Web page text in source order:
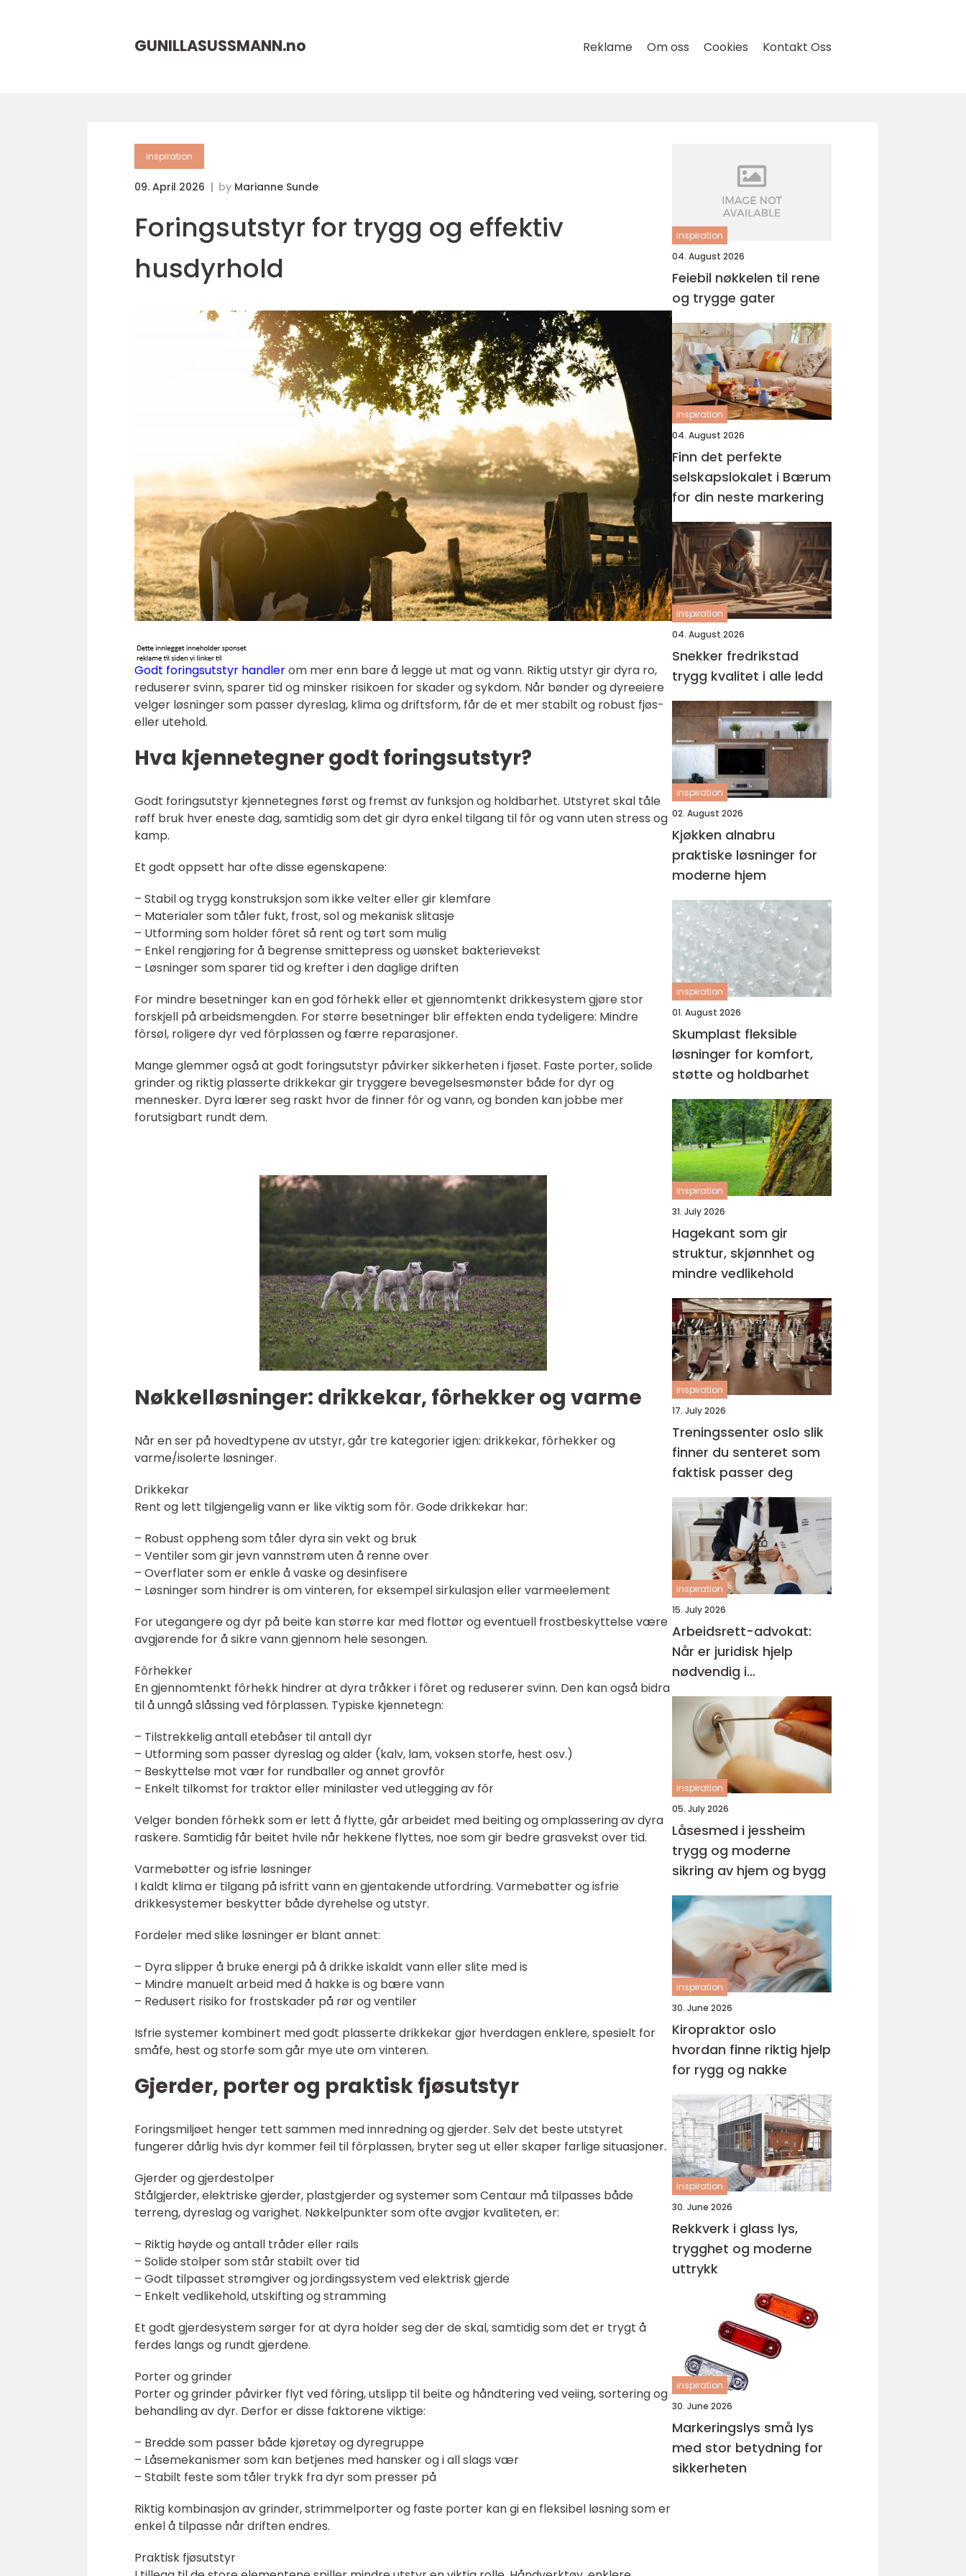
GUNILLASUSSMANN.no Reklame Om oss Cookies Kontakt Oss
inspiration
09. April 2026 by Marianne Sunde
Foringsutstyr for trygg og effektiv
husdyrhold
Godt foringsutstyr handlerom mer enn bare å legge ut mat og vann. Riktig utstyr gir dyra ro,
reduserer svinn, sparer tid og minsker risikoen for skader og sykdom. Når bønder og dyreeiere
velger løsninger som passer dyreslag, klima og driftsform, får de et mer stabilt og robust fjøs-
eller utehold.
Hva kjennetegner godt foringsutstyr?
Godt foringsutstyr kjennetegnes først og fremst av funksjon og holdbarhet. Utstyret skal tåle
røff bruk hver eneste dag, samtidig som det gir dyra enkel tilgang til fôr og vann uten stress og
kamp.
Et godt oppsett har ofte disse egenskapene:
– Stabil og trygg konstruksjon som ikke velter eller gir klemfare
– Materialer som tåler fukt, frost, sol og mekanisk slitasje
– Utforming som holder fôret så rent og tørt som mulig
– Enkel rengjøring for å begrense smittepress og uønsket bakterievekst
– Løsninger som sparer tid og krefter i den daglige driften
For mindre besetninger kan en god fôrhekk eller et gjennomtenkt drikkesystem gjøre stor
forskjell på arbeidsmengden. For større besetninger blir effekten enda tydeligere: Mindre
fôrsøl, roligere dyr ved fôrplassen og færre reparasjoner.
Mange glemmer også at godt foringsutstyr påvirker sikkerheten i fjøset. Faste porter, solide
grinder og riktig plasserte drikkekar gir tryggere bevegelsesmønster både for dyr og
mennesker. Dyra lærer seg raskt hvor de finner fôr og vann, og bonden kan jobbe mer
forutsigbart rundt dem.
Nøkkelløsninger: drikkekar, fôrhekker og varme
Når en ser på hovedtypene av utstyr, går tre kategorier igjen: drikkekar, fôrhekker og
varme/isolerte løsninger.
Drikkekar
Rent og lett tilgjengelig vann er like viktig som fôr. Gode drikkekar har:
– Robust oppheng som tåler dyra sin vekt og bruk
– Ventiler som gir jevn vannstrøm uten å renne over
– Overflater som er enkle å vaske og desinfisere
– Løsninger som hindrer is om vinteren, for eksempel sirkulasjon eller varmeelement
For utegangere og dyr på beite kan større kar med flottør og eventuell frostbeskyttelse være
avgjørende for å sikre vann gjennom hele sesongen.
Fôrhekker
En gjennomtenkt fôrhekk hindrer at dyra tråkker i fôret og reduserer svinn. Den kan også bidra
til å unngå slåssing ved fôrplassen. Typiske kjennetegn:
– Tilstrekkelig antall etebåser til antall dyr
– Utforming som passer dyreslag og alder (kalv, lam, voksen storfe, hest osv.)
– Beskyttelse mot vær for rundballer og annet grovfôr
– Enkelt tilkomst for traktor eller minilaster ved utlegging av fôr
Velger bonden fôrhekk som er lett å flytte, går arbeidet med beiting og omplassering av dyra
raskere. Samtidig får beitet hvile når hekkene flyttes, noe som gir bedre grasvekst over tid.
Varmebøtter og isfrie løsninger
I kaldt klima er tilgang på isfritt vann en gjentakende utfordring. Varmebøtter og isfrie
drikkesystemer beskytter både dyrehelse og utstyr.
Fordeler med slike løsninger er blant annet:
– Dyra slipper å bruke energi på å drikke iskaldt vann eller slite med is
– Mindre manuelt arbeid med å hakke is og bære vann
– Redusert risiko for frostskader på rør og ventiler
Isfrie systemer kombinert med godt plasserte drikkekar gjør hverdagen enklere, spesielt for
småfe, hest og storfe som går mye ute om vinteren.
Gjerder, porter og praktisk fjøsutstyr
Foringsmiljøet henger tett sammen med innredning og gjerder. Selv det beste utstyret
fungerer dårlig hvis dyr kommer feil til fôrplassen, bryter seg ut eller skaper farlige situasjoner.
Gjerder og gjerdestolper
Stålgjerder, elektriske gjerder, plastgjerder og systemer som Centaur må tilpasses både
terreng, dyreslag og varighet. Nøkkelpunkter som ofte avgjør kvaliteten, er:
– Riktig høyde og antall tråder eller rails
– Solide stolper som står stabilt over tid
– Godt tilpasset strømgiver og jordingssystem ved elektrisk gjerde
– Enkelt vedlikehold, utskifting og stramming
Et godt gjerdesystem sørger for at dyra holder seg der de skal, samtidig som det er trygt å
ferdes langs og rundt gjerdene.
Porter og grinder
Porter og grinder påvirker flyt ved fôring, utslipp til beite og håndtering ved veiing, sortering og
behandling av dyr. Derfor er disse faktorene viktige:
– Bredde som passer både kjøretøy og dyregruppe
– Låsemekanismer som kan betjenes med hansker og i all slags vær
– Stabilt feste som tåler trykk fra dyr som presser på
Riktig kombinasjon av grinder, strimmelporter og faste porter kan gi en fleksibel løsning som er
enkel å tilpasse når driften endres.
Praktisk fjøsutstyr
inspiration
04. August 2026
Feiebil nøkkelen til rene
og trygge gater
inspiration
04. August 2026
Finn det perfekte
selskapslokalet i Bærum
for din neste markering
inspiration
04. August 2026
Snekker fredrikstad
trygg kvalitet i alle ledd
inspiration
02. August 2026
Kjøkken alnabru
praktiske løsninger for
moderne hjem
inspiration
01. August 2026
Skumplast fleksible
løsninger for komfort,
støtte og holdbarhet
inspiration
31. July 2026
Hagekant som gir
struktur, skjønnhet og
mindre vedlikehold
inspiration
17. July 2026
Treningssenter oslo slik
finner du senteret som
faktisk passer deg
inspiration
15. July 2026
Arbeidsrett-advokat:
Når er juridisk hjelp
nødvendig i
arbeidslivet?
inspiration
05. July 2026
Låsesmed i jessheim
trygg og moderne
sikring av hjem og bygg
inspiration
30. June 2026
Kiropraktor oslo
hvordan finne riktig hjelp
for rygg og nakke
inspiration
30. June 2026
Rekkverk i glass lys,
trygghet og moderne
uttrykk
inspiration
30. June 2026
Markeringslys små lys
med stor betydning for
sikkerheten